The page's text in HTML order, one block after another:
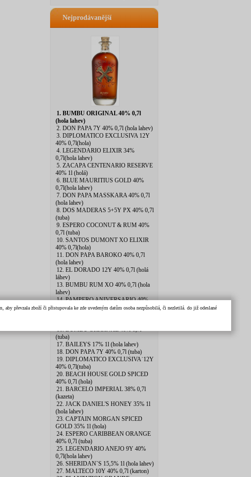
Nejprodávanější
1. BUMBU ORIGINAL 40% 0,7l
(hola lahev)
2. DON PAPA 7Y 40% 0,7l (hola lahev)
3. DIPLOMATICO EXCLUSIVA 12Y
40% 0,7l(hola)
4. LEGENDARIO ELIXIR 34%
0,7l(hola lahev)
5. ZACAPA CENTENARIO RESERVE
40% 1l (holá)
6. BLUE MAURITIUS GOLD 40%
0,7l(hola lahev)
7. DON PAPA MASSKARA 40% 0,7l
(hola lahev)
8. DOS MADERAS 5+5Y PX 40% 0,7l
(tuba)
9. ESPERO COCONUT & RUM 40%
0,7l (tuba)
10. SANTOS DUMONT XO ELIXIR
40% 0,7l(hola)
11. DON PAPA BAROKO 40% 0,7l
(hola lahev)
12. EL DORADO 12Y 40% 0,7l (holá
láhev)
13. BUMBU RUM XO 40% 0,7l (hola
lahev)
14. PAMPERO ANIVERSARIO 40%
0,7l (pytlik)
16. BUMBU ORIGINAL 40% 0,7l
(tuba)
17. BAILEYS 17% 1l (hola lahev)
18. DON PAPA 7Y 40% 0,7l (tuba)
19. DIPLOMATICO EXCLUSIVA˙12Y
40% 0,7l(tuba)
20. BEACH HOUSE GOLD SPICED
40% 0,7l (hola)
21. BARCELO IMPERIAL 38% 0,7l
(kazeta)
22. JACK DANIEL'S HONEY 35% 1l
(hola lahev)
23. CAPTAIN MORGAN SPICED
GOLD 35% 1l (hola)
24. ESPERO CARIBBEAN ORANGE
40% 0,7l (tuba)
25. LEGENDARIO ANEJO 9Y 40%
0,7l(hola lahev)
26. SHERIDAN`S 15,5% 1l (hola lahev)
27. MALTECO 10Y 40% 0,7l (karton)
převzala zboží či přistupovala ke zde uvedeným datům osoba nezpůsobilá, či nezletilá. do již odeslané